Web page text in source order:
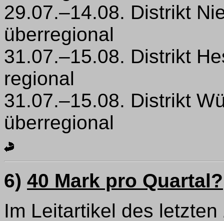
29.07.–14.08. Distrikt
überregional
31.07.–15.08. Distrikt
regional
31.07.–15.08. Distrikt
überregional
6) 40 Mark pro Quartal?
Im Leitartikel des letzten